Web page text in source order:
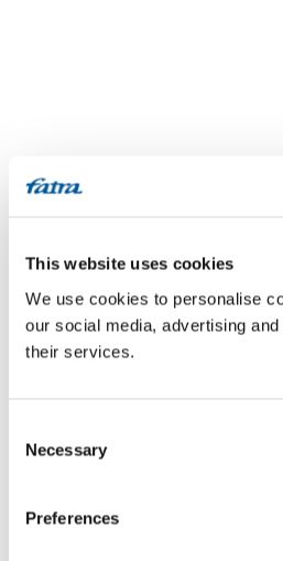
This website uses cookies
We use cookies to personalise
our social media, advertising
their services.
Selection
Necessary
Preferences